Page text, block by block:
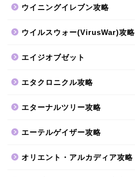
ウイニングイレブン攻略
ウイルスウォー(VirusWar)攻略
エイジオブゼット
エタクロニクル攻略
エターナルツリー攻略
エーテルゲイザー攻略
オリエント・アルカディア攻略